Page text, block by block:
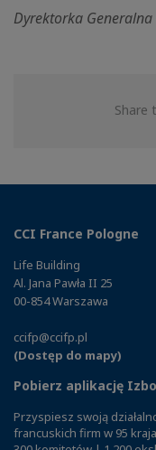
Dyrektorka Generalna
Share
CCI France Pologne
Life Building
Al. Jana Pawła II 25
00-854 Warszawa
ccifp@ccifp.pl
(Dostęp do mapy)
Pobierz aplikację
Przyspiesz swoją
francuskich firm w 95